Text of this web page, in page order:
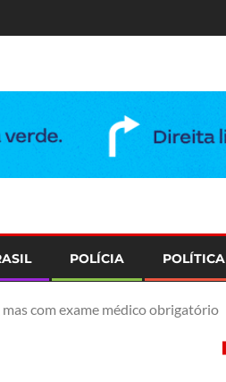
POLÍCIA POLÍTICA
com exame médico obrigatório